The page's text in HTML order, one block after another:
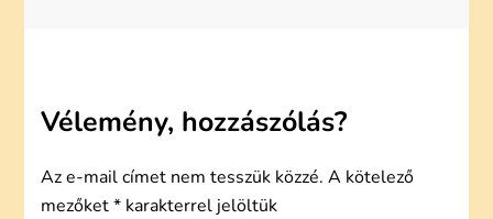
Vélemény, hozzászólás?
Az e-mail címet nem tesszük közzé. A kötelező
mezőket* karakterrel jelöltük